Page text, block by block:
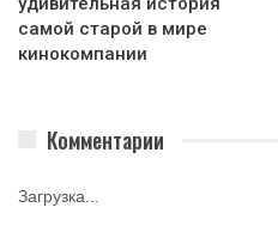
самой старой в мире
кинокомпании
Комментарии
Загрузка...